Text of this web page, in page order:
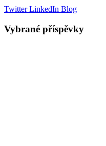
TwitterLinkedIn Blog
Vybrané příspěvky